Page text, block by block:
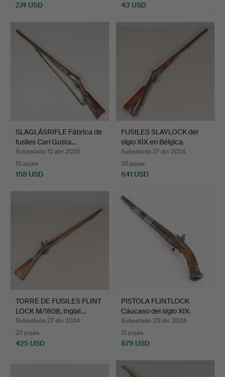
274 USD 43 USD
SLAGLÅSRIFLE Fábrica de
fusiles Carl Gusta…
Subastado 10 abr 2025
10 pujas
158 USD
FUSILES SLAYLOCK del
siglo XIX en Bélgica.
Subastado 27 dic 2024
35 pujas
641 USD
TORRE DE FUSILES FLINT
LOCK M/1808, Inglat…
Subastado 27 dic 2024
23 pujas
425 USD
PISTOLA FLINTLOCK
Cáucaso del siglo XIX.
Subastado 20 dic 2024
31 pujas
879 USD